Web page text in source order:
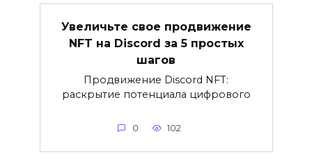
Увеличьте свое продвижение
NFT на Discord за 5 простых
шагов
Продвижение Discord NFT:
раскрытие потенциала цифрового
0 102